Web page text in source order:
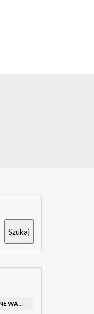
Szukaj
WYPOSAŻENIE NA TRUDNE WARUNKI W SAMOCHODZIE: CO MIEĆ ZIMĄ, W TRASIE I NA WYPADEK AWARII